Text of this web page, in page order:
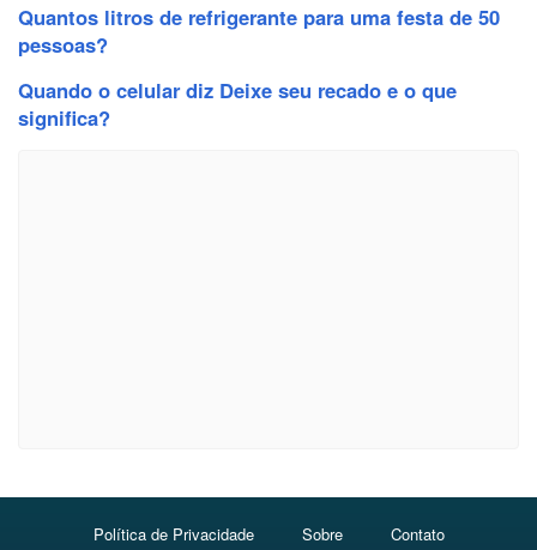
Quantos litros de refrigerante para uma festa de 50
pessoas?
Quando o celular diz Deixe seu recado e o que
significa?
Política de Privacidade Sobre Contato